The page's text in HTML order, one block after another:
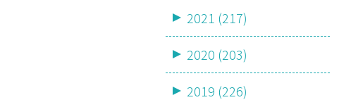
2021 (217)
2020 (203)
2019 (226)